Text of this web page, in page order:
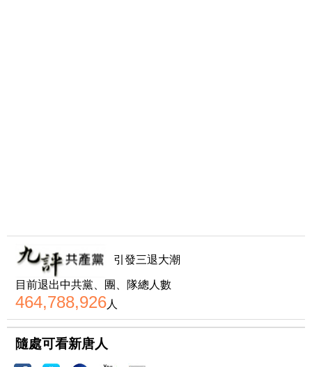
引發三退大潮
目前退出中共黨、團、隊總人數
464,788,926人
隨處可看新唐人